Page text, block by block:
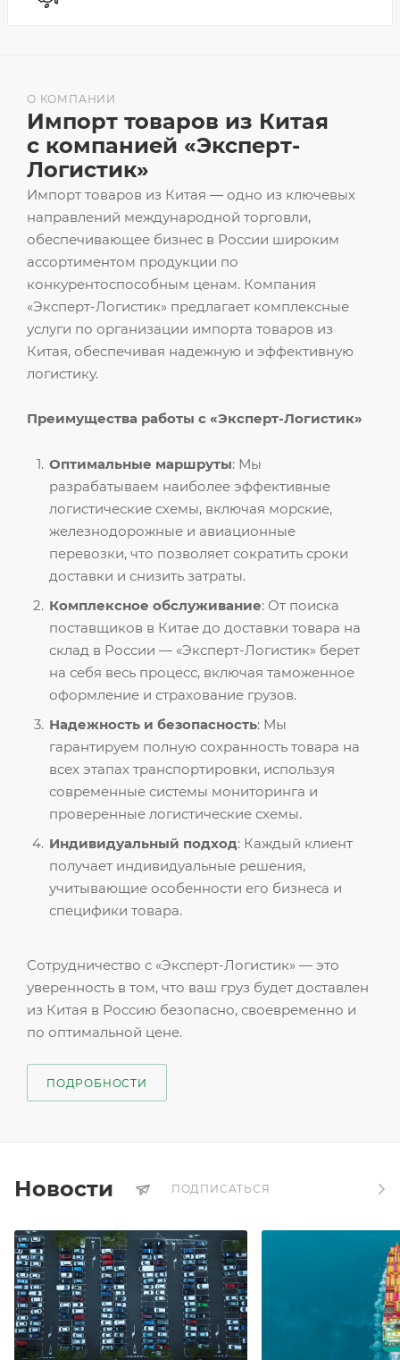
Импорт товаров из Китая — одно из ключевых
направлений международной торговли,
обеспечивающее бизнес в России широким
ассортиментом продукции по
конкурентоспособным ценам. Компания
«Эксперт-Логистик» предлагает комплексные
услуги по организации импорта товаров из
Китая, обеспечивая надежную и эффективную
логистику.
Преимущества работы с «Эксперт-Логистик»
Оптимальные маршруты: Мы
разрабатываем наиболее эффективные
логистические схемы, включая морские,
железнодорожные и авиационные
перевозки, что позволяет сократить сроки
доставки и снизить затраты.
Комплексное обслуживание: От поиска
поставщиков в Китае до доставки товара на
склад в России — «Эксперт-Логистик» берет
на себя весь процесс, включая таможенное
оформление и страхование грузов.
Надежность и безопасность: Мы
гарантируем полную сохранность товара на
всех этапах транспортировки, используя
современные системы мониторинга и
проверенные логистические схемы.
Индивидуальный подход: Каждый клиент
получает индивидуальные решения,
учитывающие особенности его бизнеса и
специфики товара.
Сотрудничество с «Эксперт-Логистик» — это
уверенность в том, что ваш груз будет доставлен
из Китая в Россию безопасно, своевременно и
по оптимальной цене.
ПОДРОБНОСТИ
О КОМПАНИИ
Импорт товаров из Китая
с компанией «Эксперт-
Логистик»
Новости ПОДПИСАТЬСЯ